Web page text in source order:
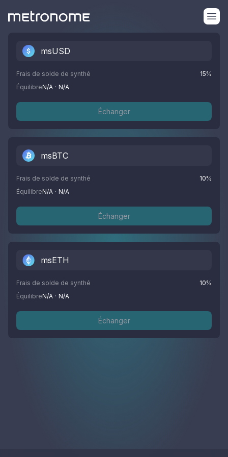
msUSD
Frais de solde de synthé 15%
ÉquilibreN/A · N/A
Échanger
msBTC
Frais de solde de synthé 10%
ÉquilibreN/A · N/A
Échanger
msETH
Frais de solde de synthé 10%
ÉquilibreN/A · N/A
Échanger